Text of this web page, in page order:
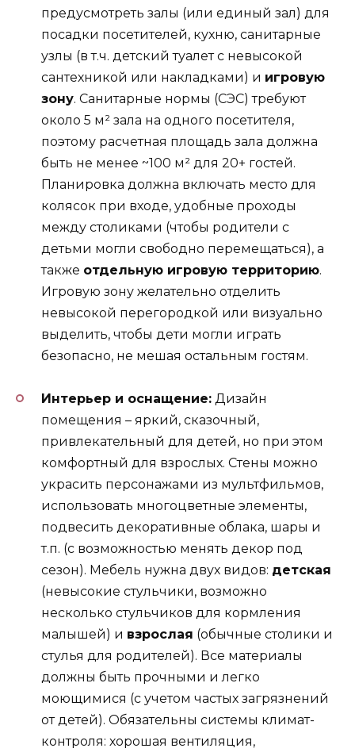
предусмотреть залы (или единый зал) для
посадки посетителей, кухню, санитарные
узлы (в т.ч. детский туалет с невысокой
сантехникой или накладками) и игровую
зону. Санитарные нормы (СЭС) требуют
около 5 м² зала на одного посетителя,
поэтому расчетная площадь зала должна
быть не менее ~100 м² для 20+ гостей​.
Планировка должна включать место для
колясок при входе, удобные проходы
между столиками (чтобы родители с
детьми могли свободно перемещаться), а
также отдельную игровую территорию.
Игровую зону желательно отделить
невысокой перегородкой или визуально
выделить, чтобы дети могли играть
безопасно, не мешая остальным гостям.
Интерьер и оснащение: Дизайн
помещения – яркий, сказочный,
привлекательный для детей, но при этом
комфортный для взрослых. Стены можно
украсить персонажами из мультфильмов,
использовать многоцветные элементы,
подвесить декоративные облака, шары и
т.п. (с возможностью менять декор под
сезон). Мебель нужна двух видов: детская
(невысокие стульчики, возможно
несколько стульчиков для кормления
малышей) и взрослая (обычные столики и
стулья для родителей). Все материалы
должны быть прочными и легко
моющимися (с учетом частых загрязнений
от детей). Обязательны системы климат-
контроля: хорошая вентиляция,